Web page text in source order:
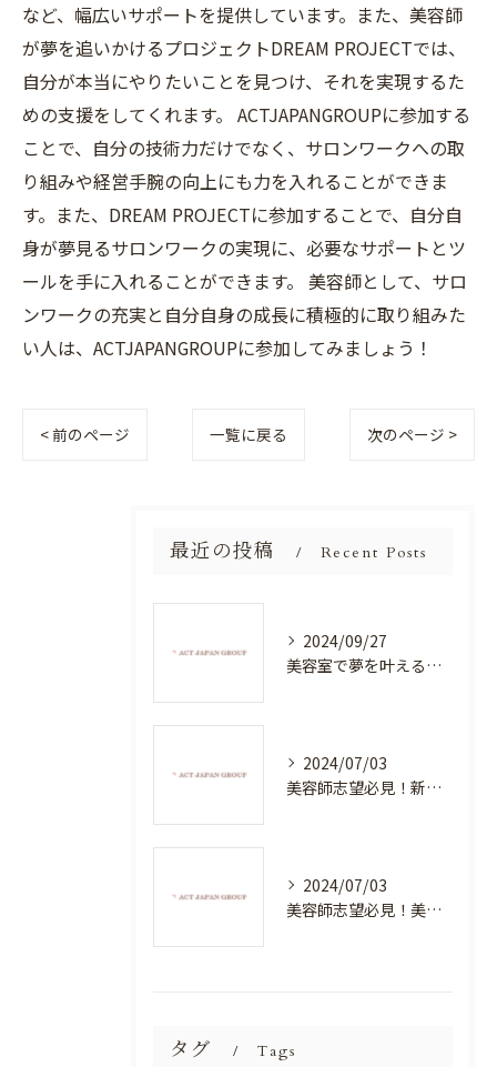
など、幅広いサポートを提供しています。また、美容師
が夢を追いかけるプロジェクトDREAM PROJECTでは、
自分が本当にやりたいことを見つけ、それを実現するた
めの支援をしてくれます。 ACTJAPANGROUPに参加する
ことで、自分の技術力だけでなく、サロンワークへの取
り組みや経営手腕の向上にも力を入れることができま
す。また、DREAM PROJECTに参加することで、自分自
身が夢見るサロンワークの実現に、必要なサポートとツ
ールを手に入れることができます。 美容師として、サロ
ンワークの充実と自分自身の成長に積極的に取り組みた
い人は、ACTJAPANGROUPに参加してみましょう！
< 前のページ 一覧に戻る 次のページ >
最近の投稿 Recent Posts
2024/09/27
美容室で夢を叶える！自分を磨く新たなチャンス
2024/07/03
美容師志望必見！新たな価値を創造する美容室でハイレベルな技術を学べる環境
2024/07/03
美容師志望必見！美容室NEWSTANDARDで最高のスキルアップを目指そう！
タグ Tags